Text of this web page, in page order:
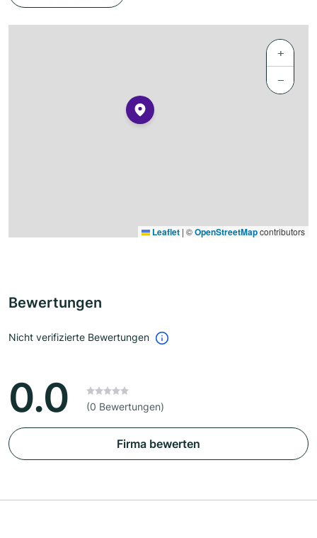
+
−
Leaflet | ©OpenStreetMapcontributors
Bewertungen
Nicht verifizierte Bewertungen
0.0 (0 Bewertungen)
Firma bewerten